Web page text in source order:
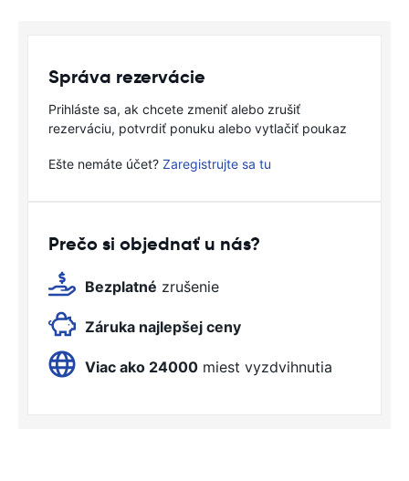
Správa rezervácie
Prihláste sa, ak chcete zmeniť alebo zrušiť
rezerváciu, potvrdiť ponuku alebo vytlačiť poukaz
Ešte nemáte účet? Zaregistrujte sa tu
Prečo si objednať u nás?
Bezplatné zrušenie
Záruka najlepšej ceny
Viac ako 24000 miest vyzdvihnutia